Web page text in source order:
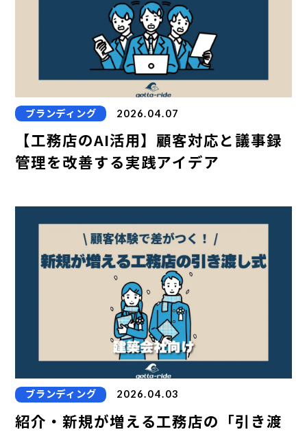
ブランディング 2026.04.07
【工務店のAI活用】顧客対応と議事録
管理を改善する実践アイデア
ブランディング 2026.04.03
紹介・新規が増える工務店の「引き渡